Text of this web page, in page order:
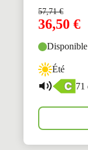
57,71€
36,50 €
Disponible
Été
71